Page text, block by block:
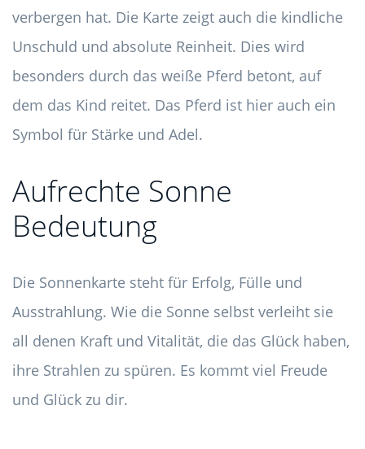
verbergen hat. Die Karte zeigt auch die kindliche
Unschuld und absolute Reinheit. Dies wird
besonders durch das weiße Pferd betont, auf
dem das Kind reitet. Das Pferd ist hier auch ein
Symbol für Stärke und Adel.
Aufrechte Sonne
Bedeutung
Die Sonnenkarte steht für Erfolg, Fülle und
Ausstrahlung. Wie die Sonne selbst verleiht sie
all denen Kraft und Vitalität, die das Glück haben,
ihre Strahlen zu spüren. Es kommt viel Freude
und Glück zu dir.